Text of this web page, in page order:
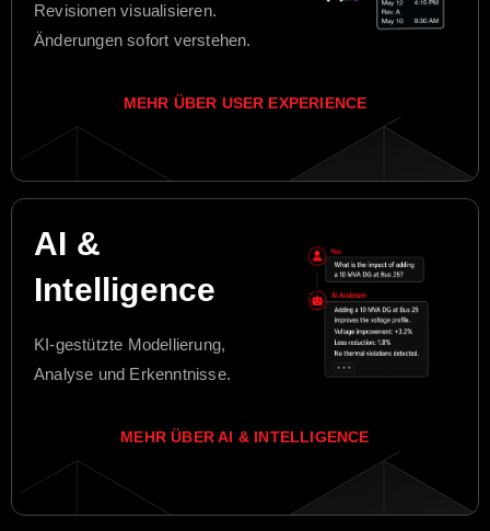
Revisionen visualisieren.
Änderungen sofort verstehen.
MEHR ÜBER USER EXPERIENCE
AI &
Intelligence
KI-gestützte Modellierung,
Analyse und Erkenntnisse.
MEHR ÜBER AI & INTELLIGENCE